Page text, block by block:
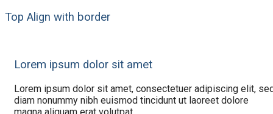
Top Align with border
Lorem ipsum dolor sit amet
Lorem ipsum dolor sit amet, consectetuer adipiscing elit,
diam nonummy nibh euismod tincidunt ut laoreet dolore